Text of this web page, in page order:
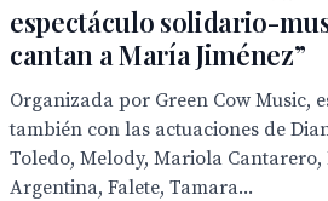
espectáculo solidario-
cantan a María Jiménez”
Organizada por Green Cow Music,
también con las actuaciones de
Toledo, Melody, Mariola
Argentina, Falete, Tamara...